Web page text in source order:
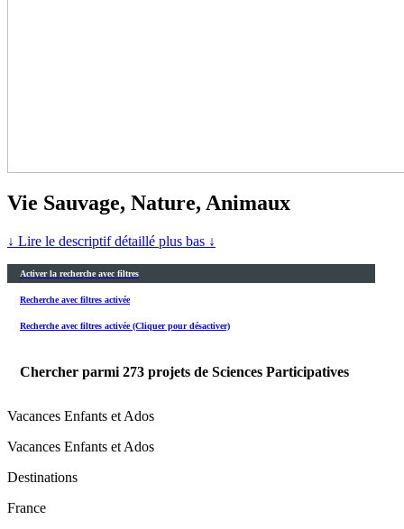
Vie Sauvage, Nature, Animaux
↓ Lire le descriptif détaillé plus bas ↓
Activer la recherche avec filtres
Recherche avec filtres activée
Recherche avec filtres activée (Cliquer pour désactiver)
Chercher parmi 273 projets de Sciences Participatives
Vacances Enfants et Ados
Vacances Enfants et Ados
Destinations
France